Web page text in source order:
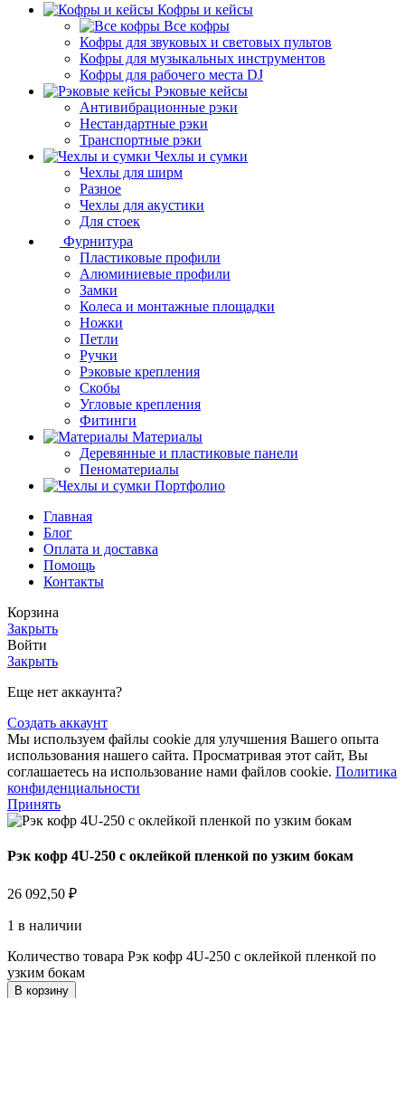
Кофры и кейсы
Все кофры
Кофры для звуковых и световых пультов
Кофры для музыкальных инструментов
Кофры для рабочего места DJ
Рэковые кейсы
Антивибрационные рэки
Нестандартные рэки
Транспортные рэки
Чехлы и сумки
Чехлы для ширм
Разное
Чехлы для акустики
Для стоек
Фурнитура
Пластиковые профили
Алюминиевые профили
Замки
Колеса и монтажные площадки
Ножки
Петли
Ручки
Рэковые крепления
Скобы
Угловые крепления
Фитинги
Материалы
Деревянные и пластиковые панели
Пеноматериалы
Портфолио
Главная
Блог
Оплата и доставка
Помощь
Контакты
Корзина
Закрыть
Войти
Закрыть
Еще нет аккаунта?
Создать аккаунт
Мы используем файлы cookie для улучшения Вашего опыта
использования нашего сайта. Просматривая этот сайт, Вы
соглашаетесь на использование нами файлов cookie. Политика
конфиденциальности
Принять
Рэк кофр 4U-250 с оклейкой пленкой по узким бокам
26 092,50 ₽
1 в наличии
Количество товара Рэк кофр 4U-250 с оклейкой пленкой по
узким бокам
В корзину